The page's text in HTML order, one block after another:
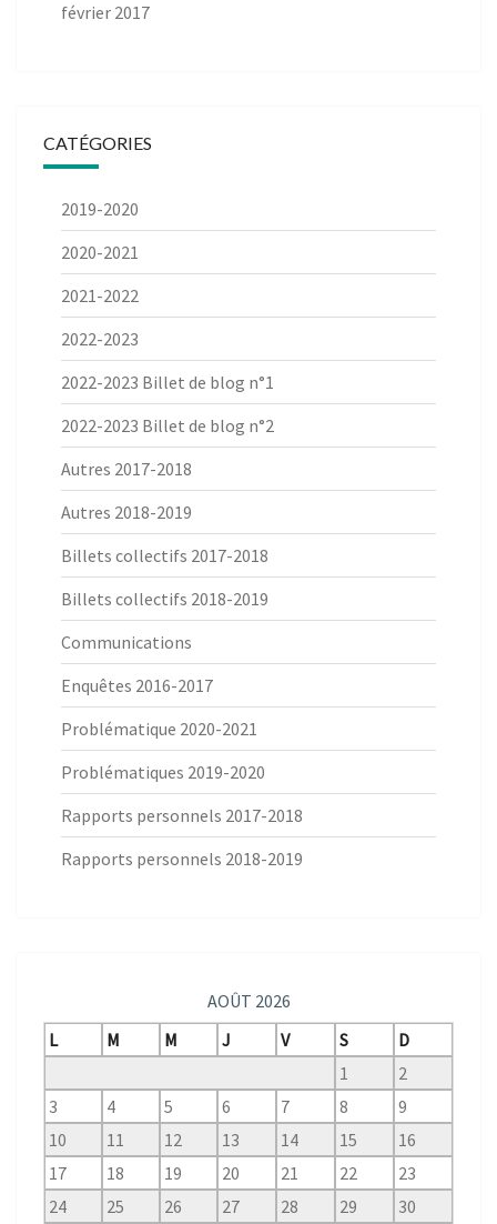
février 2017
CATÉGORIES
2019-2020
2020-2021
2021-2022
2022-2023
2022-2023 Billet de blog n°1
2022-2023 Billet de blog n°2
Autres 2017-2018
Autres 2018-2019
Billets collectifs 2017-2018
Billets collectifs 2018-2019
Communications
Enquêtes 2016-2017
Problématique 2020-2021
Problématiques 2019-2020
Rapports personnels 2017-2018
Rapports personnels 2018-2019
AOÛT 2026
L
M M J V S
D
1
2
3
4 5 6 7 8
9
10
11 12 13 14 15
16
17
18 19 20 21 22
23
24
25 26 27 28 29 30